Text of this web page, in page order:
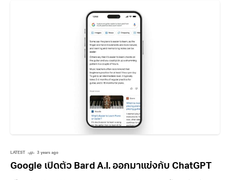
LATEST 3 years ago
Google เปิดตัว Bard A.I. ออกมาแข่งกับ ChatGPT